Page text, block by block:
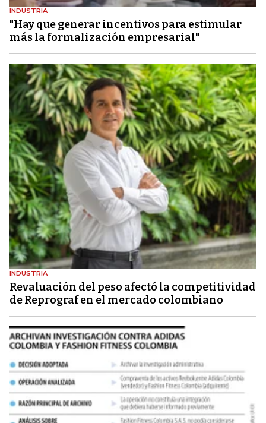
INDUSTRIA
"Hay que generar incentivos para estimular
más la formalización empresarial"
INDUSTRIA
Revaluación del peso afectó la competitividad
de Reprograf en el mercado colombiano